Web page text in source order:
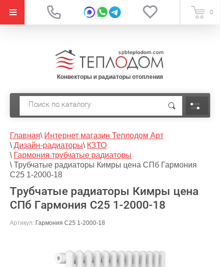
0
Конвекторы и радиаторы отопления
Главная\ Интернет магазин Теплодом Арт
\ Дизайн-радиаторы\ КЗТО
\ Гармония трубчатые радиаторы
\ Трубчатые радиаторы Кимры цена СПб Гармония
С25 1-2000-18
Трубчатые радиаторы Кимры цена
СПб Гармония С25 1-2000-18
Артикул: Гармония С25 1-2000-18